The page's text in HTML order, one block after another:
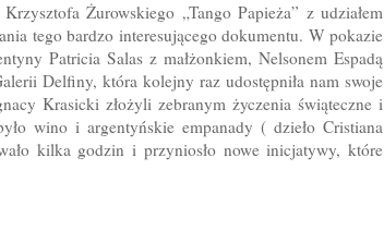
Żurowskiego „Tango Papieża” z udziałem
tego bardzo interesującego dokumentu. W pokazie
Patricia Salas z małżonkiem, Nelsonem Espadą
Delfiny, która kolejny raz udostępniła nam swoje
Krasicki złożyli zebranym życzenia świąteczne i
wino i argentyńskie empanady ( dzieło Cristiana
kilka godzin i przyniosło nowe inicjatywy, które